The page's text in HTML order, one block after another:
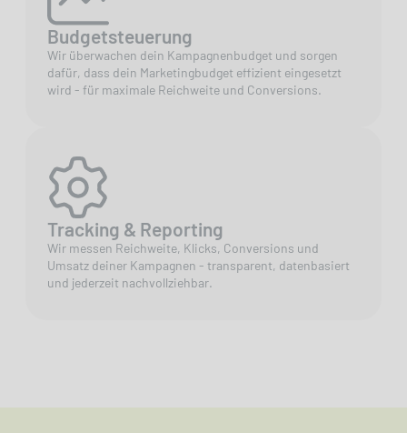
Budgetsteuerung
Wir überwachen dein Kampagnenbudget und sorgen
dafür, dass dein Marketingbudget effizient eingesetzt
wird - für maximale Reichweite und Conversions.
Tracking & Reporting
Wir messen Reichweite, Klicks, Conversions und
Umsatz deiner Kampagnen - transparent, datenbasiert
und jederzeit nachvollziehbar.